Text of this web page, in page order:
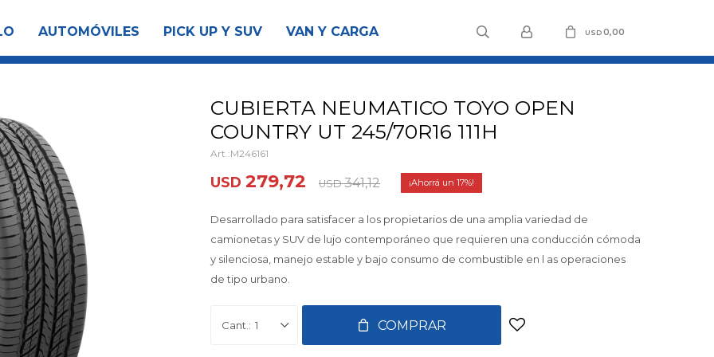
AUTOMÓVILES PICK UP Y SUV VAN Y CARGA USD0,00
CUBIERTA NEUMATICO TOYO OPEN
COUNTRY UT 245/70R16 111H
M246161
USD 279,72 USD 341,12 17
Desarrollado para satisfacer a los propietarios de una amplia variedad de
camionetas y SUV de lujo contemporáneo que requieren una conducción cómoda
y silenciosa, manejo estable y bajo consumo de combustible en l as operaciones
de tipo urbano.
1 COMPRAR